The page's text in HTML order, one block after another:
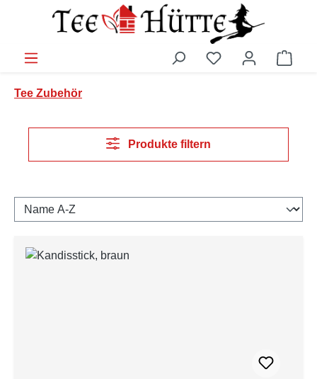
Zum Hauptinhalt springen
Du hast 0
Tee Zubehör
Produkte filtern